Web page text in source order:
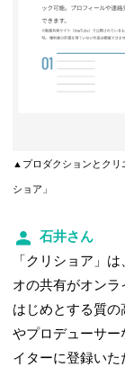
▲プロダクションとクリ
ショア」
石井さん
「クリショア」
オの共有がオン
はじめとする質
やプロデューサー
イターに登録いた